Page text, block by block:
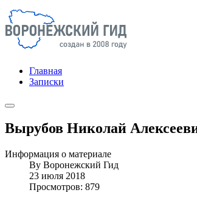
Главная
Записки
Вырубов Николай
Информация о материале
By Воронежский Гид
23 июля 2018
Просмотров: 879